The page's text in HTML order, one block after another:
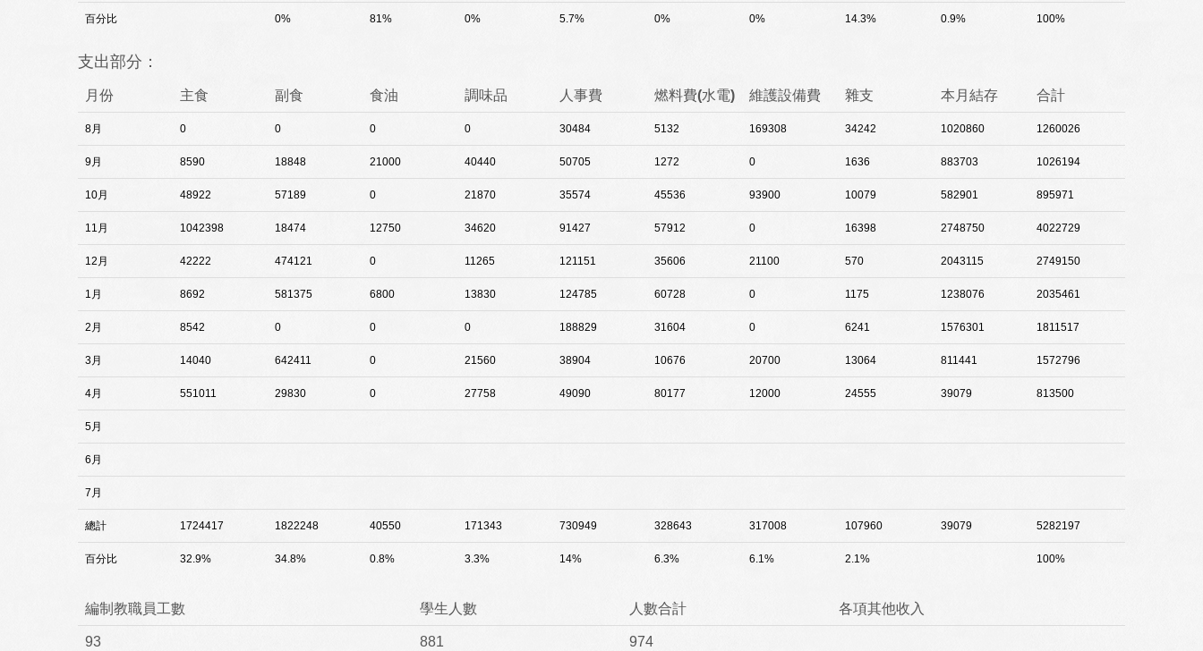
百分比 0% 81% 0% 5.7% 0% 0% 14.3% 0.9% 100%
支出部分：
月份 主食 副食 食油 調味品 人事費 燃料費(水電) 維護設備費 雜支 本月結存 合計
8月 0 0 0 0 30484 5132 169308 34242 1020860 1260026
9月 8590 18848 21000 40440 50705 1272 0 1636 883703 1026194
10月 48922 57189 0 21870 35574 45536 93900 10079 582901 895971
11月 1042398 18474 12750 34620 91427 57912 0 16398 2748750 4022729
12月 42222 474121 0 11265 121151 35606 21100 570 2043115 2749150
1月 8692 581375 6800 13830 124785 60728 0 1175 1238076 2035461
2月 8542 0 0 0 188829 31604 0 6241 1576301 1811517
3月 14040 642411 0 21560 38904 10676 20700 13064 811441 1572796
4月 551011 29830 0 27758 49090 80177 12000 24555 39079 813500
5月
6月
7月
總計 1724417 1822248 40550 171343 730949 328643 317008 107960 39079 5282197
百分比 32.9% 34.8% 0.8% 3.3% 14% 6.3% 6.1% 2.1% 100%
編制教職員工數 學生人數 人數合計 各項其他收入
93 881 974